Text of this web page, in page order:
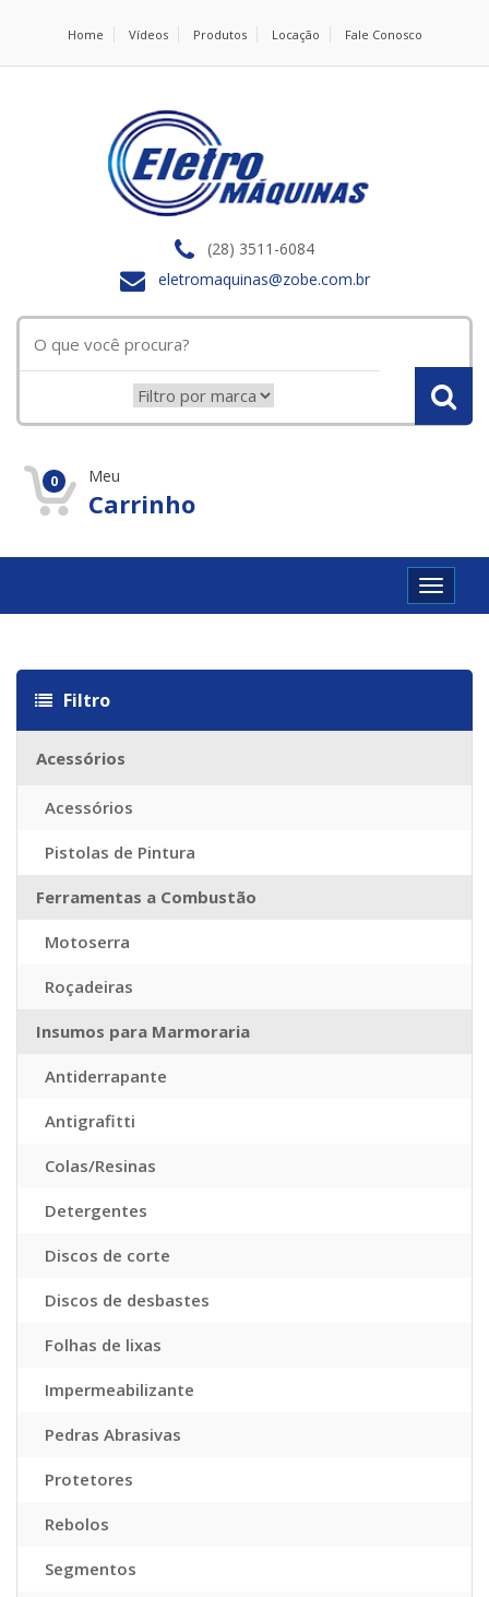
Home Vídeos Produtos Locação Fale Conosco
(28) 3511-6084
eletromaquinas@zobe.com.br
0 Meu
Carrinho
Toggle
Filtro
Acessórios
Acessórios
Pistolas de Pintura
Ferramentas a Combustão
Motoserra
Roçadeiras
Insumos para Marmoraria
Antiderrapante
Antigrafitti
Colas/Resinas
Detergentes
Discos de corte
Discos de desbastes
Folhas de lixas
Impermeabilizante
Pedras Abrasivas
Protetores
Rebolos
Segmentos